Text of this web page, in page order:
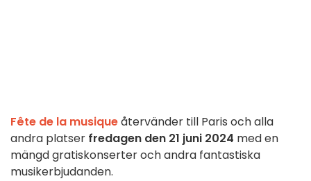
Fête de la musiqueåtervänder till Paris och alla
andra platser fredagen den 21 juni 2024 med en
mängd gratiskonserter och andra fantastiska
musikerbjudanden.